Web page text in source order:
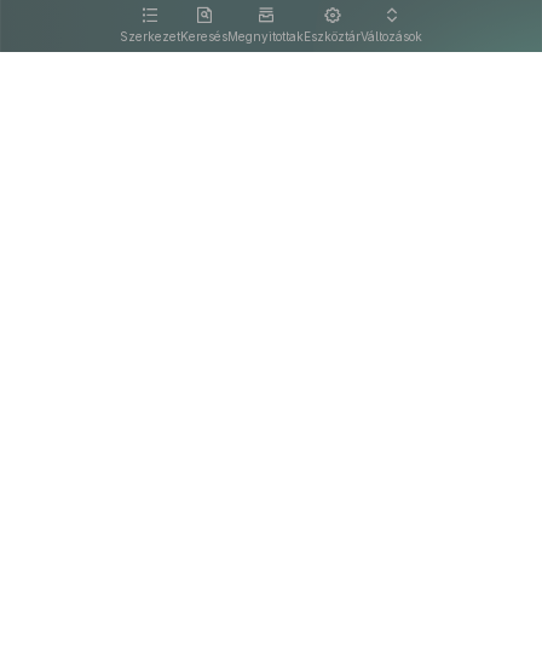
SzerkezetKeresésMegnyitottakEszköztárVáltozások
kattintva olvashat.